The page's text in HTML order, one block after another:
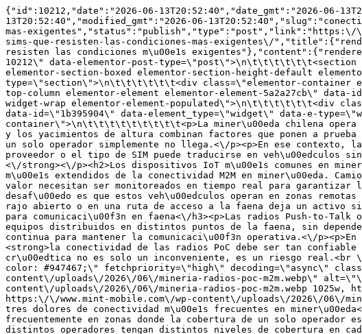
{"id":10212,"date":"2026-06-13T20:52:40","date_gmt":"2026-06-13T20:52:40","guid":{"rendered":"https:\/\/www.mint-mobile.com\/?p=10212"},"modified":"2026-06-13T20:52:40","modified_gmt":"2026-06-13T20:52:40","slug":"conectividad-m2m-para-mineria-en-chile-cobertura-donde-otros-no-llegan-y-sims-que-resisten-las-condiciones-mas-exigentes","status":"publish","type":"post","link":"https:\/\/www.mint-mobile.com\/blog\/conectividad-m2m-para-mineria-en-chile-cobertura-donde-otros-no-llegan-y-sims-que-resisten-las-condiciones-mas-exigentes\/","title":{"rendered":"Conectividad M2M para miner\u00eda en Chile: cobertura donde otros no llegan y SIMs que resisten las condiciones m\u00e1s exigentes"},"content":{"rendered":"\t\t<div data-elementor-type=\"wp-post\" data-elementor-id=\"10212\" class=\"elementor elementor-10212\" data-elementor-post-type=\"post\">\n\t\t\t\t\t\t<section class=\"elementor-section elementor-top-section elementor-element elementor-element-70b7520c elementor-section-boxed elementor-section-height-default elementor-section-height-default\" data-id=\"70b7520c\" data-element_type=\"section\" data-e-type=\"section\">\n\t\t\t\t\t\t<div class=\"elementor-container elementor-column-gap-default\">\n\t\t\t\t\t<div class=\"elementor-column elementor-col-100 elementor-top-column elementor-element elementor-element-5a2a27cb\" data-id=\"5a2a27cb\" data-element_type=\"column\" data-e-type=\"column\">\n\t\t\t<div class=\"elementor-widget-wrap elementor-element-populated\">\n\t\t\t\t\t\t<div class=\"elementor-element elementor-element-1b395904 elementor-widget elementor-widget-text-editor\" data-id=\"1b395904\" data-element_type=\"widget\" data-e-type=\"widget\" data-widget_type=\"text-editor.default\">\n\t\t\t\t<div class=\"elementor-widget-container\">\n\t\t\t\t\t\t\t\t\t<p>La miner\u00eda chilena opera en algunos de los entornos m\u00e1s desafiantes del planeta. El desierto de Atacama, la precordillera y los yacimientos de altura combinan factores que ponen a prueba cualquier tecnolog\u00eda: calor extremo, polvo, vibraciones constantes y zonas donde la cobertura de un solo operador simplemente no llega.<\/p><p>En ese contexto, la conectividad M2M no es un accesorio, es parte de la operaci\u00f3n. <strong>Y elegir mal el proveedor o el tipo de SIM puede traducirse en veh\u00edculos sin rastreo, equipos sin monitoreo y comunicaciones que fallan justo cuando m\u00e1s se necesitan.<\/strong><\/p><h2>Los dispositivos IoT m\u00e1s comunes en miner\u00eda<\/h2><h3>GPS en veh\u00edculos y activos mineros<\/h3><p>El rastreo GPS es uno de los usos m\u00e1s extendidos de la conectividad M2M en miner\u00eda. Camiones de extracci\u00f3n, veh\u00edculos de transporte interno, maquinaria pesada y activos de alto valor necesitan ser monitoreados en tiempo real para garantizar la seguridad operacional, el control de rutas y la trazabilidad dentro de la faena.<\/p><p>El desaf\u00edo es que estos veh\u00edculos operan en zonas remotas donde la cobertura puede ser variable entre operadores. <strong>Un GPS que pierde se\u00f1al en un rajo abierto o en una ruta de acceso a la faena deja un activo sin monitoreo en un entorno donde la seguridad no admite puntos ciegos.<\/strong><\/p><h3>Radios PoC para comunicaci\u00f3n en faena<\/h3><p>Las radios Push-to-Talk over Cellular, conocidas como radios PoC, permiten comunicaci\u00f3n de voz en tiempo real entre equipos distribuidos en distintos puntos de la faena, sin depender de infraestructura de radio privada. Funcionan sobre la red celular y requieren conectividad continua para mantener la comunicaci\u00f3n operativa.<\/p><p>En una faena minera donde los equipos se mueven constantemente entre zonas de distinta cobertura, <strong>la conectividad de las radios PoC debe ser tan confiable como la radio misma.<\/strong> Una radio que pierde se\u00f1al en medio de una operaci\u00f3n cr\u00edtica no es solo un inconveniente, es un riesgo real.<br \/><br \/><img data-dominant-color=\"947467\" data-has-transparency=\"false\" style=\"--dominant-color: #947467;\"